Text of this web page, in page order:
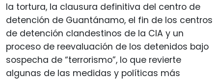
la tortura, la clausura definitiva del centro de
detención de Guantánamo, el fin de los centros
de detención clandestinos de la CIA y un
proceso de reevaluación de los detenidos bajo
sospecha de “terrorismo”, lo que revierte
algunas de las medidas y políticas más